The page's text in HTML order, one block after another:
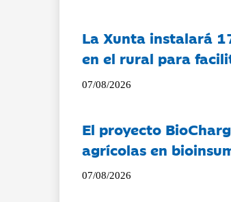
La Xunta instalará
en el rural para
07/08/2026
El proyecto
agrícolas en
07/08/2026